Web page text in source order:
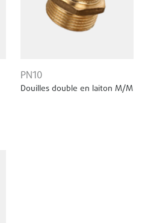
PN10
Douilles double en laiton M/M